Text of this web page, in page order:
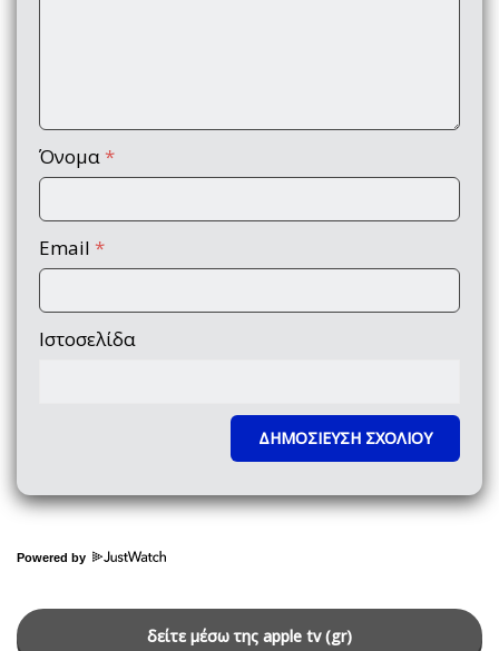
Όνομα *
Email *
Ιστοσελίδα
Powered by
δείτε μέσω της apple tv (gr)